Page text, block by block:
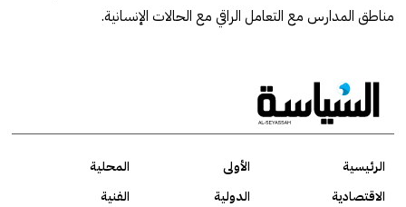
مناطق المدارس مع التعامل الراقي مع الحالات الإنسانية.
الرئيسية الأولى
المحلية
الاقتصادية
الدولية
الفنية